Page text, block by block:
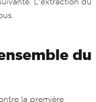
L'extraction du
du
la première